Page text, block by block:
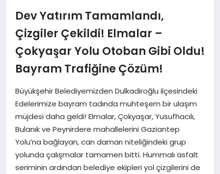
ÇAĞLAYANCERİT
GÖKSUN
TÜRKOĞLU
PAZARCIK
KÜNYE
Dev Yatırım Tamamlandı,
Çizgiler Çekildi! Elmalar –
Çokyaşar Yolu Otoban Gibi Oldu!
Bayram Trafiğine Çözüm!
Büyükşehir Belediyemizden Dulkadiroğlu ilçesindeki
Edelerimize bayram tadında muhteşem bir ulaşım
müjdesi daha geldi! Elmalar, Çokyaşar, Yusufhacılı,
Bulanık ve Peynirdere mahallelerini Gaziantep
Yolu’na bağlayan, can damarı niteliğindeki grup
yolunda çalışmalar tamamen bitti. Hummalı asfalt
seriminin ardından belediye ekipleri yol çizgilerini de